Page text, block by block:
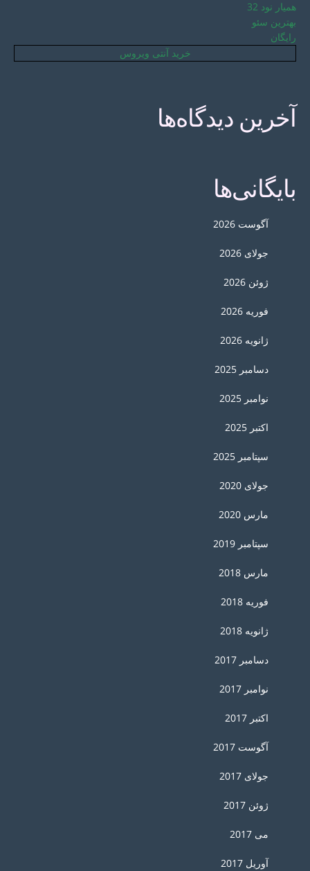
همیار نود 32
بهترین سئو
رایگان
خرید آنتی ویروس
آخرین دیدگاه‌ها
بایگانی‌ها
آگوست 2026
جولای 2026
ژوئن 2026
فوریه 2026
ژانویه 2026
دسامبر 2025
نوامبر 2025
اکتبر 2025
سپتامبر 2025
جولای 2020
مارس 2020
سپتامبر 2019
مارس 2018
فوریه 2018
ژانویه 2018
دسامبر 2017
نوامبر 2017
اکتبر 2017
آگوست 2017
جولای 2017
ژوئن 2017
می 2017
آوریل 2017